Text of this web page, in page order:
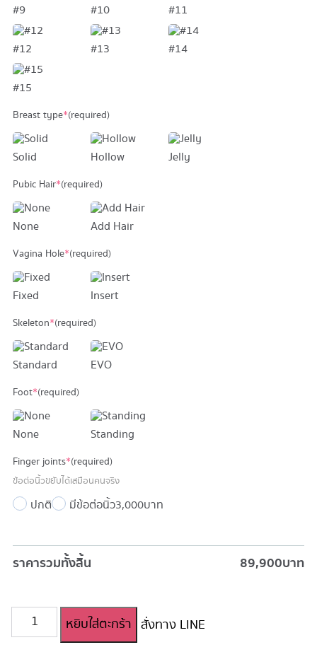
#9 #10 #11
#12 #13 #14
#15
Breast type*(required)
Solid Hollow Jelly
Pubic Hair*(required)
None Add Hair
Vagina Hole*(required)
Fixed Insert
Skeleton*(required)
Standard EVO
Foot*(required)
None Standing
Finger joints*(required)
ข้อต่อนิ้วขยับได้เสมือนคนจริง
ปกติ มีข้อต่อนิ้ว3,000 บาท
ราคารวมทั้งสิ้น 89,900บาท
จำนวน
ตุ๊กตา
หยิบใส่ตะกร้า สั่งทาง LINE